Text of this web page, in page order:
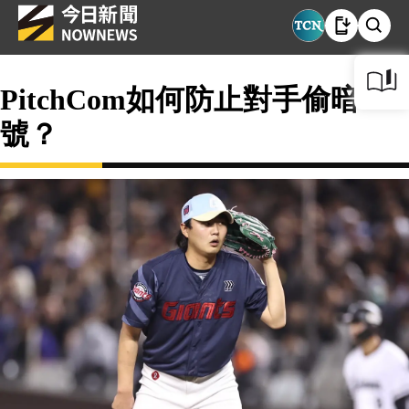
PitchCom如何防止對手偷暗
號？